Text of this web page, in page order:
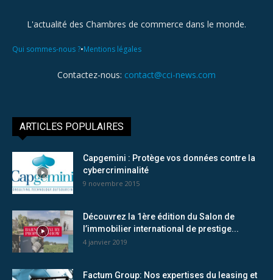
L'actualité des Chambres de commerce dans le monde.
Qui sommes-nous ?•Mentions légales
Contactez-nous: contact@cci-news.com
ARTICLES POPULAIRES
Capgemini : Protège vos données contre la
cybercriminalité
9 novembre 2015
Découvrez la 1ère édition du Salon de
l’immobilier international de prestige...
4 janvier 2019
Factum Group: Nos expertises du leasing et